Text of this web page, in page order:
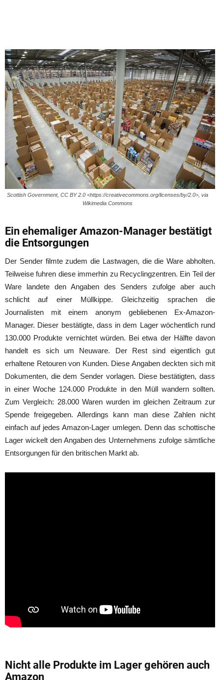
Scottish Government, CC BY 2.0 <https://creativecommons.org/licenses/by/2.0>, via
Wikimedia Commons
Ein ehemaliger Amazon-Manager bestätigt
die Entsorgungen
Der Sender filmte zudem die Lastwagen, die die Ware abholten.
Teilweise fuhren diese immerhin zu Recyclingzentren. Ein Teil der
Ware landete den Angaben des Senders zufolge aber auch
schlicht auf einer Müllkippe. Gleichzeitig sprachen die
Journalisten mit einem anonym gebliebenen Ex-Amazon-
Manager. Dieser bestätigte, dass in dem Lager wöchentlich rund
130.000 Produkte vernichtet würden. Bei etwa der Hälfte davon
handelt es sich um Neuware. Der Rest sind eigentlich gut
erhaltene Retouren von Kunden. Diese Angaben deckten sich mit
Dokumenten, die dem Sender vorlagen. Diese bestätigten, dass
in einer Woche 124.000 Produkte in den Müll wandern sollten.
Zum Vergleich: 28.000 Waren wurden im gleichen Zeitraum zur
Spende freigegeben. Allerdings kann man diese Zahlen nicht
einfach auf jedes Amazon-Lager umlegen. Denn das schottische
Lager wickelt den Angaben des Unternehmens zufolge sämtliche
Entsorgungen für den britischen Markt ab.
Nicht alle Produkte im Lager gehören auch
Amazon